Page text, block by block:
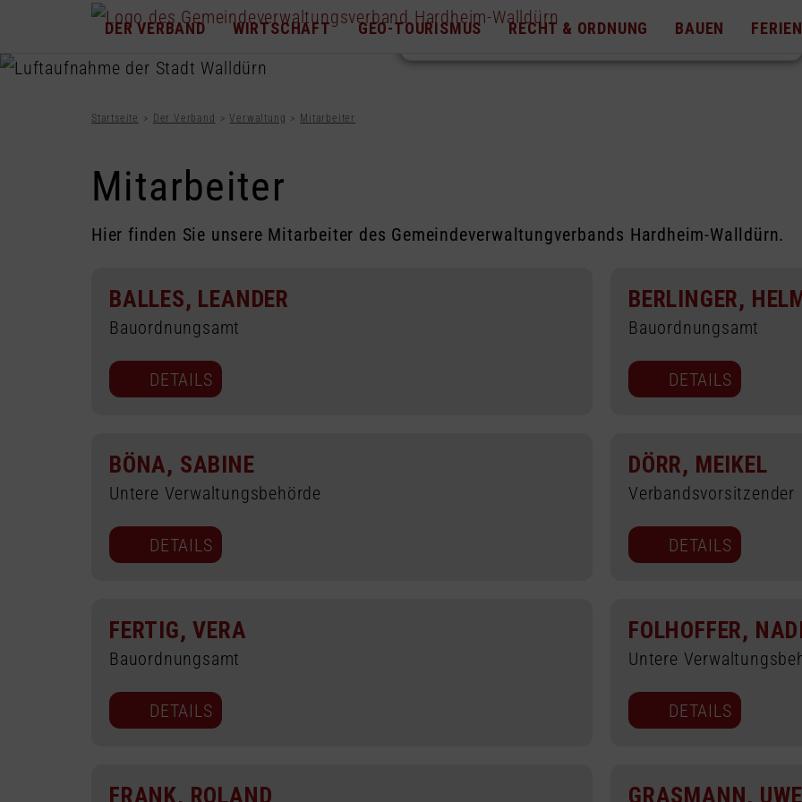
DER VERBAND WIRTSCHAFT GEO-TOURISMUS RECHT & ORDNUNG BAUEN
Startseite Der Verband Verwaltung Mitarbeiter
Mitarbeiter
Hier finden Sie unsere Mitarbeiter des Gemeindeverwaltungverbands Hardheim-Walldürn.
BALLES, LEANDER
Bauordnungsamt
DETAILS
BERLINGER,
Bauordnungsamt
DETAILS
BÖNA, SABINE
Untere Verwaltungsbehörde
DETAILS
DÖRR, MEIKEL
Verbandsvorsitzender
DETAILS
FERTIG, VERA
Bauordnungsamt
DETAILS
FOLHOFFER,
Untere
DETAILS
FRANK, ROLAND GRASMANN, UWE